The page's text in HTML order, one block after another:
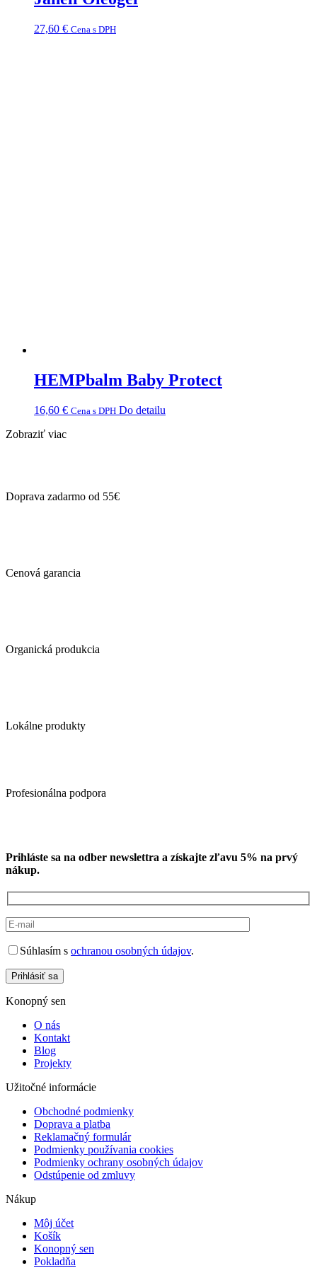
27,60 € Cena s DPH
HEMPbalm Baby Protect
16,60 € Cena s DPH Do detailu
Zobraziť viac
Doprava zadarmo od 55€
Cenová garancia
Organická produkcia
Lokálne produkty
Profesionálna podpora
Prihláste sa na odber newslettra a získajte zľavu 5% na prvý
nákup.
Súhlasím s ochranou osobných údajov.
Prihlásiť sa
Konopný sen
O nás
Kontakt
Blog
Projekty
Užitočné informácie
Obchodné podmienky
Doprava a platba
Reklamačný formulár
Podmienky používania cookies
Podmienky ochrany osobných údajov
Odstúpenie od zmluvy
Nákup
Môj účet
Košík
Konopný sen
Pokladňa